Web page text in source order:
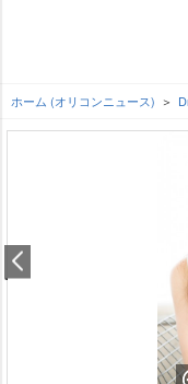
ホーム (オリコンニュース)